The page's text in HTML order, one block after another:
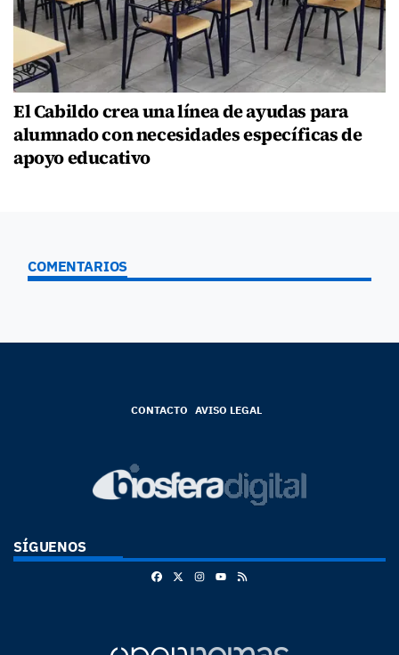
El Cabildo crea una línea de ayudas para
alumnado con necesidades específicas de
apoyo educativo
COMENTARIOS
CONTACTO AVISO LEGAL
SÍGUENOS
FacebookInstagram